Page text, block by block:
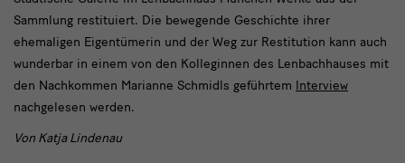
Sammlung restituiert. Die bewegende Geschichte ihrer
ehemaligen Eigentümerin und der Weg zur Restitution kann auch
wunderbar in einem von den Kolleginnen des Lenbachhauses mit
den Nachkommen Marianne Schmidls geführtem Interview
nachgelesen werden.
Von Katja Lindenau